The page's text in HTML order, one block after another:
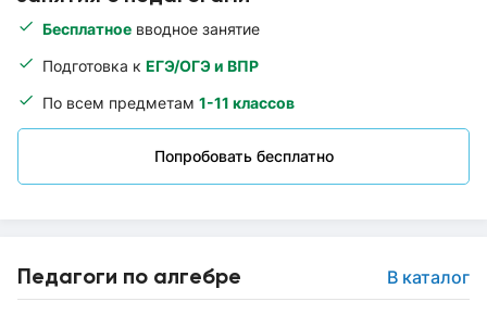
Бесплатное вводное занятие
Подготовка к ЕГЭ/ОГЭ и ВПР
По всем предметам 1-11 классов
Попробовать бесплатно
Педагоги по алгебре В каталог